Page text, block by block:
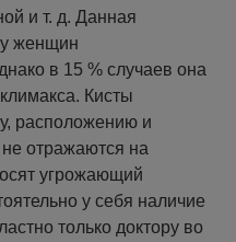
и т. д. Данная
у женщин
в 15 % случаев она
Кисты
расположению и
не отражаются на
угрожающий
у себя наличие
только доктору во